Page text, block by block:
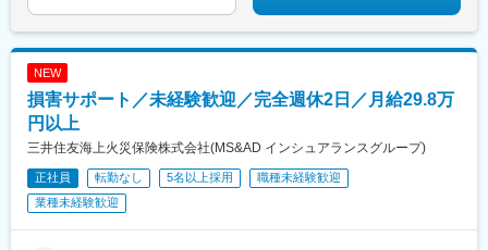
院駅、新大村駅、早岐駅、中佐世保駅、八代駅、三角駅、木葉
駅、玉名駅、人吉温泉駅、宮地駅、大分駅、佐伯駅、中津駅(大分
県)、日田駅、宇佐駅、別府駅(大分県)、鶴崎駅、延岡駅、西都城
島県)、志布志駅、枕崎駅、宮ケ浜駅、国分駅(鹿児島県)、出水
駅、壺川駅、新さっぽろ駅、松風町駅、湯の川駅、五所川原駅、
盛駅、仙台駅(地下鉄)、西取手駅、今市駅、東宿郷駅、城東駅、西
桐生駅、高田馬場駅、入谷駅(東京都)、牛田駅(東京都)、荒川一中
前駅、千歳船橋駅、立川北駅、青梅街道駅、布田駅、新高島駅、
江田駅(神奈川県)、新丸子駅、緑町駅、海老名駅(相模線)、西松本
駅、桜町駅(長野県)、電気ビル前駅、南富山駅、片原町駅(富山
駅、徳島駅、阿南駅、片原町駅(香川県)、松山市駅、丸亀駅、はり
まや橋駅、博多駅、小倉駅(福岡県)、東比恵駅、通谷駅、西鉄久留
米駅、佐賀駅、平和公園駅、佐世保中央駅、水道町駅、大分駅、
ンター前駅、函館駅、弘前駅、青葉通一番町駅、愛宕橋駅、長井
駅、駅東公園前駅、前橋駅、西武秩父駅、栄町駅(千葉県)、成田
NEW
損害サポート／未経験歓迎／完全週休2日／月給29.8万
円以上
三井住友海上火災保険株式会社(MS&AD インシュアランスグループ)
正社員 転勤なし 5名以上採用
職種未経験歓迎
業種未経験歓迎